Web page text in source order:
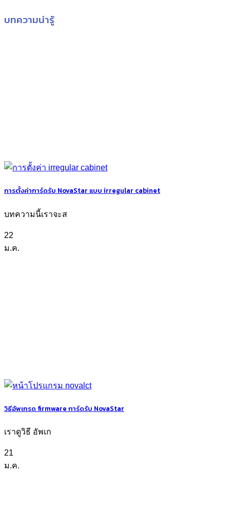
บทความน่ารู้
การตั้งค่าการ์ดรับ NovaStar แบบ irregular cabinet
บทความนี้เราจะส
22
ม.ค.
วิธีอัพเกรด firmware การ์ดรับ NovaStar
เราดูวิธี อัพเก
21
ม.ค.